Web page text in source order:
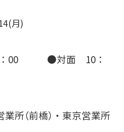
月)
：00 ●対面 10：
業所（前橋）・東京営業所